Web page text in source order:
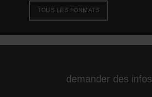
TOUS LES FORMATS
demander des infos